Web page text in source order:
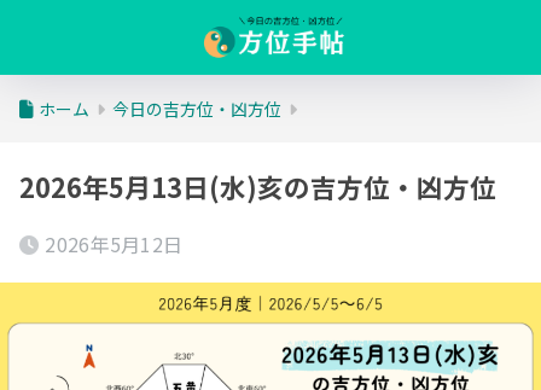
ホーム 今日の吉方位・凶方位
2026年5月13日(水)亥の吉方位・凶方位
2026年5月12日